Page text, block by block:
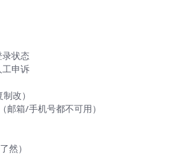
状态
申诉
改）
邮箱/手机号都不可用）
然）